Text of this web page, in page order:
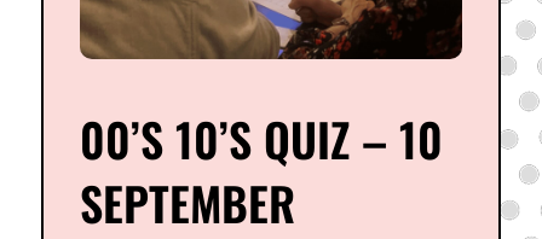
00’S 10’S QUIZ – 10
SEPTEMBER